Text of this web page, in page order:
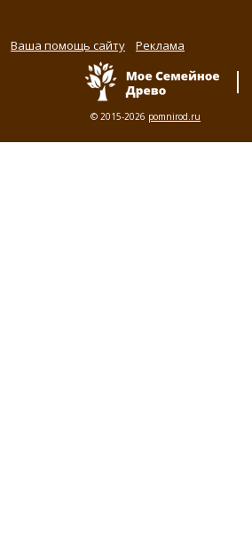
Ваша помощь сайту Реклама
© 2015-2026 pomnirod.ru